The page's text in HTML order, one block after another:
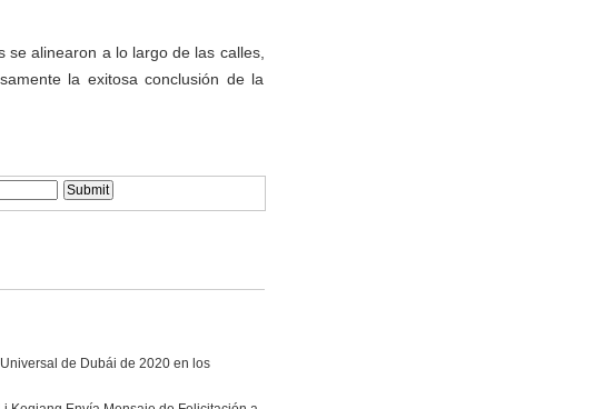
alinearon a lo largo de las calles,
la exitosa conclusión de la
de Dubái de 2020 en los